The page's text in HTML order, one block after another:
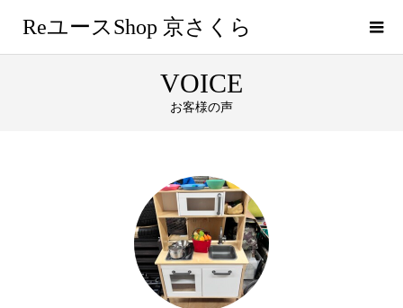
ReユースShop 京さくら
VOICE
お客様の声